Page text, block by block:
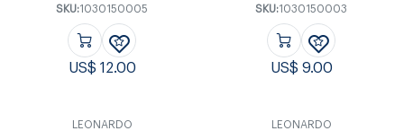
SKU:1030150005
US$ 12.00
SKU:1030150003
US$ 9.00
LEONARDO LEONARDO